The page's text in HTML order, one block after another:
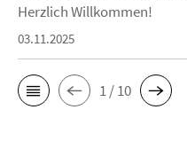
Herzlich Willkommen!
03.11.2025
1 / 10